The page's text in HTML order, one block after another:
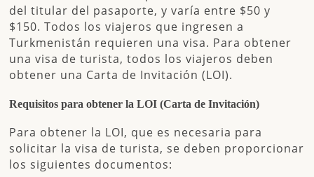
del titular del pasaporte, y varía entre $50 y
$150. Todos los viajeros que ingresen a
Turkmenistán requieren una visa. Para obtener
una visa de turista, todos los viajeros deben
obtener una Carta de Invitación (LOI).
Requisitos para obtener la LOI (Carta de Invitación)
Para obtener la LOI, que es necesaria para
solicitar la visa de turista, se deben proporcionar
los siguientes documentos: